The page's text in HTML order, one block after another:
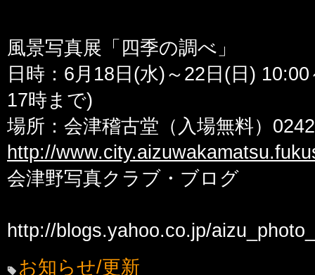
風景写真展「四季の調べ」
日時：6月18日(水)～22日(日)
17時まで)
場所：会津稽古堂（入場無料）
http://
会津野写真クラブ・ブログ
http://blogs.yahoo.co.jp/
お知らせ/更新